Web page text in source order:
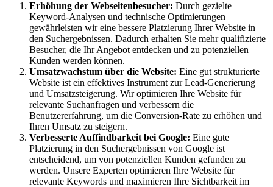
Erhöhung der Webseitenbesucher: Durch gezielte
Keyword-Analysen und technische Optimierungen
gewährleisten wir eine bessere Platzierung Ihrer Website in
den Suchergebnissen. Dadurch erhalten Sie mehr qualifizierte
Besucher, die Ihr Angebot entdecken und zu potenziellen
Kunden werden können.
Umsatzwachstum über die Website: Eine gut strukturierte
Website ist ein effektives Instrument zur Lead-Generierung
und Umsatzsteigerung. Wir optimieren Ihre Website für
relevante Suchanfragen und verbessern die
Benutzererfahrung, um die Conversion-Rate zu erhöhen und
Ihren Umsatz zu steigern.
Verbesserte Auffindbarkeit bei Google: Eine gute
Platzierung in den Suchergebnissen von Google ist
entscheidend, um von potenziellen Kunden gefunden zu
werden. Unsere Experten optimieren Ihre Website für
relevante Keywords und maximieren Ihre Sichtbarkeit im